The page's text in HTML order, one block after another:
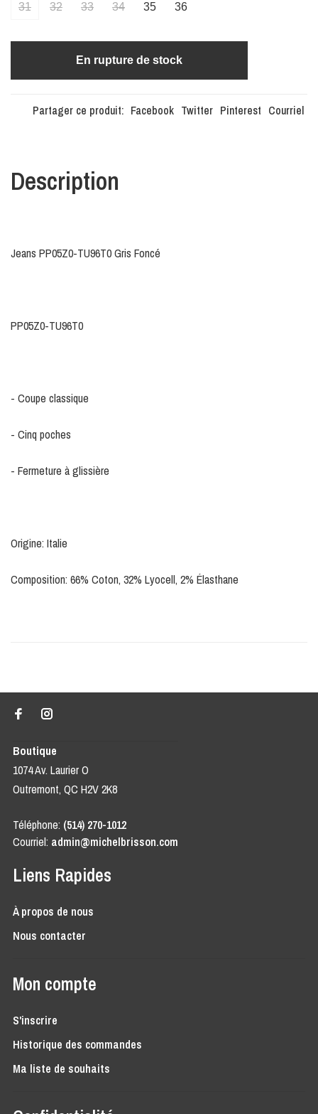
31 32 33 34 35 36
En rupture de stock
Partager ce produit: Facebook Twitter Pinterest Courriel
Description
Jeans PP05Z0-TU96T0 Gris Foncé
PP05Z0-TU96T0
- Coupe classique
- Cinq poches
- Fermeture à glissière
Origine: Italie
Composition: 66% Coton, 32% Lyocell, 2% Élasthane
Boutique
1074 Av. Laurier O
Outremont, QC H2V 2K8
Téléphone: (514) 270-1012
Courriel: admin@michelbrisson.com
Liens Rapides
À propos de nous
Nous contacter
Mon compte
S'inscrire
Historique des commandes
Ma liste de souhaits